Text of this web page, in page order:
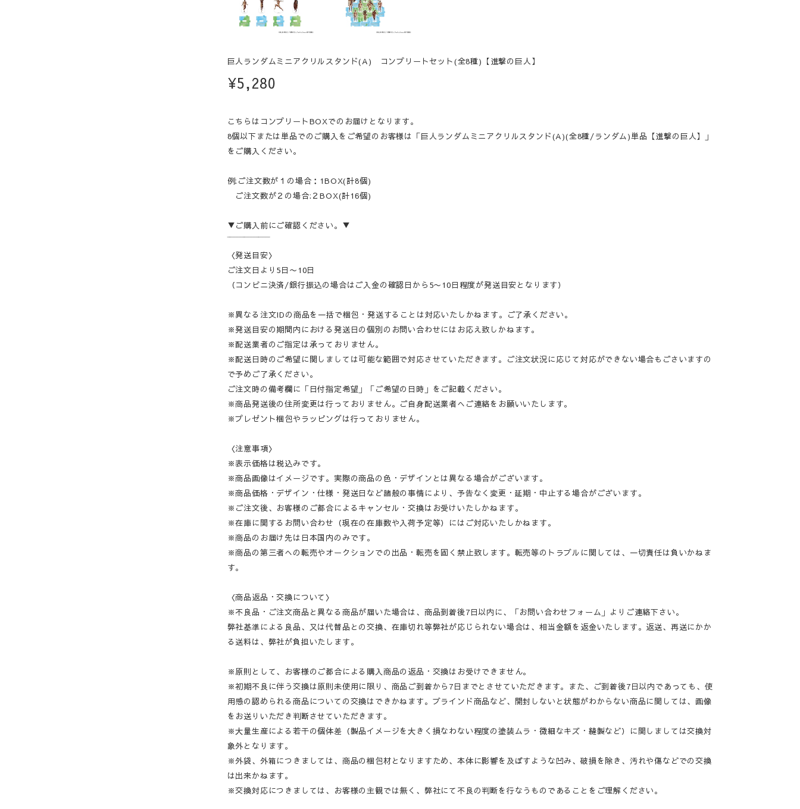
巨人ランダムミニアクリルスタンド(A) コンプリートセット(全8種)【進撃の巨人】
¥5,280
こちらはコンプリートBOXでのお届けとなります。
8個以下または単品でのご購入をご希望のお客様は「巨人ランダムミニアクリルスタンド(A)(全8種/ランダム)単品【進撃の巨人】」
をご購入ください。
例:ご注文数が１の場合：1BOX(計8個)
ご注文数が２の場合:２BOX(計16個)
▼ご購入前にご確認ください。▼
‾‾‾‾‾‾‾‾‾‾‾‾‾‾‾
〈発送目安〉
ご注文日より5日〜10日
（コンビニ決済/銀行振込の場合はご入金の確認日から5〜10日程度が発送目安となります）
※異なる注文IDの商品を一括で梱包・発送することは対応いたしかねます。ご了承ください。
※発送目安の期間内における発送日の個別のお問い合わせにはお応え致しかねます。
※配送業者のご指定は承っておりません。
※配送日時のご希望に関しましては可能な範囲で対応させていただきます。ご注文状況に応じて対応ができない場合もごさいますの
で予めご了承ください。
ご注文時の備考欄に「日付指定希望」「ご希望の日時」をご記載ください。
※商品発送後の住所変更は行っておりません。ご自身配送業者へご連絡をお願いいたします。
※プレゼント梱包やラッピングは行っておりません。
〈注意事項〉
※表示価格は税込みです。
※商品画像はイメージです。実際の商品の色・デザインとは異なる場合がございます。
※商品価格・デザイン・仕様・発送日など諸般の事情により、予告なく変更・延期・中止する場合がございます。
※ご注文後、お客様のご都合によるキャンセル・交換はお受けいたしかねます。
※在庫に関するお問い合わせ（現在の在庫数や入荷予定等）にはご対応いたしかねます。
※商品のお届け先は日本国内のみです。
※商品の第三者への転売やオークションでの出品・転売を固く禁止致します。転売等のトラブルに関しては、一切責任は負いかねま
す。
〈商品返品・交換について〉
※不良品・ご注文商品と異なる商品が届いた場合は、商品到着後7日以内に、「お問い合わせフォーム」よりご連絡下さい。
弊社基準による良品、又は代替品との交換、在庫切れ等弊社が応じられない場合は、相当金額を返金いたします。返送、再送にかか
る送料は、弊社が負担いたします。
※原則として、お客様のご都合による購入商品の返品・交換はお受けできません。
※初期不良に伴う交換は原則未使用に限り、商品ご到着から7日までとさせていただきます。また、ご到着後7日以内であっても、使
用感の認められる商品についての交換はできかねます。ブラインド商品など、開封しないと状態がわからない商品に関しては、画像
をお送りいただき判断させていただきます。
※大量生産による若干の個体差（製品イメージを大きく損なわない程度の塗装ムラ・微細なキズ・縫製など）に関しましては交換対
象外となります。
※外袋、外箱につきましては、商品の梱包材となりますため、本体に影響を及ぼすような凹み、破損を除き、汚れや傷などでの交換
は出来かねます。
※交換対応につきましては、お客様の主観では無く、弊社にて不良の判断を行なうものであることをご理解ください。